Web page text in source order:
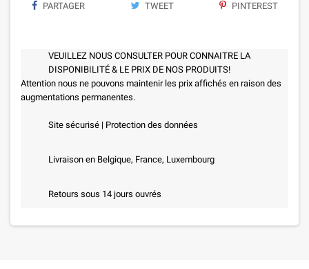
PARTAGER TWEET PINTEREST
VEUILLEZ NOUS CONSULTER POUR CONNAITRE LA
DISPONIBILITÉ & LE PRIX DE NOS PRODUITS!
Attention nous ne pouvons maintenir les prix affichés en raison des
augmentations permanentes.
Site sécurisé | Protection des données
Livraison en Belgique, France, Luxembourg
Retours sous 14 jours ouvrés